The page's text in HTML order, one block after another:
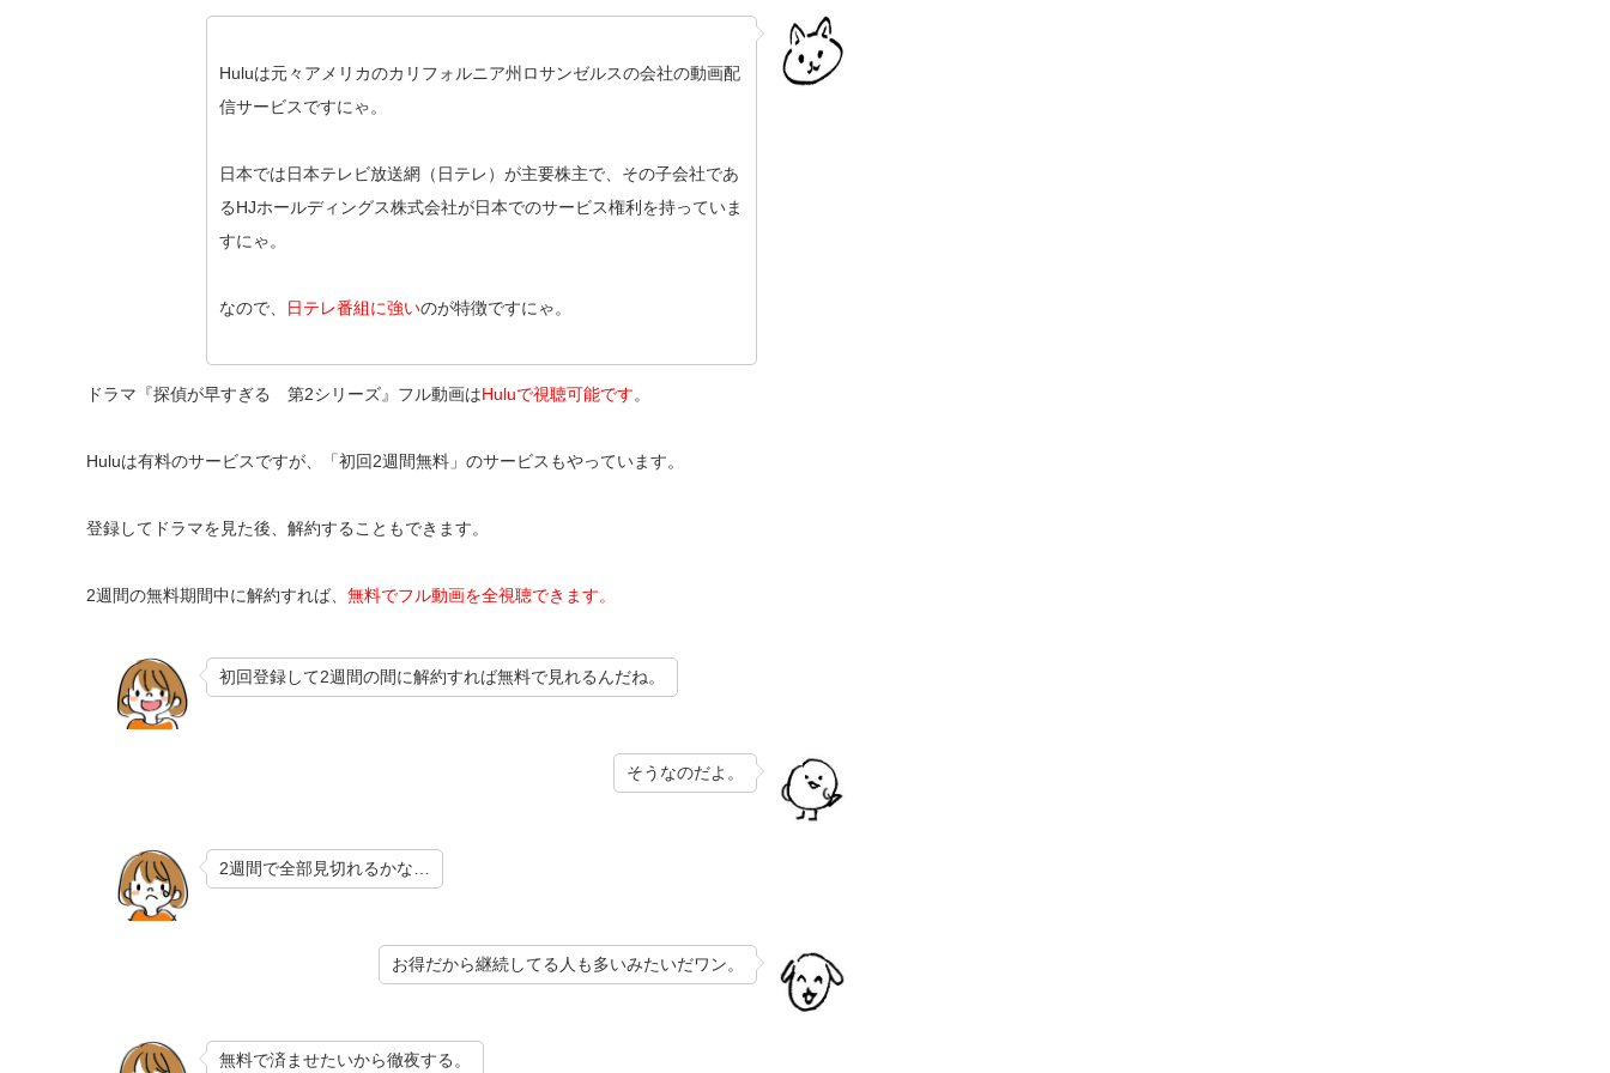
Huluは元々アメリカのカリフォルニア州ロサンゼルスの会社の動画配
信サービスですにゃ。
日本では日本テレビ放送網（日テレ）が主要株主で、その子会社であ
るHJホールディングス株式会社が日本でのサービス権利を持っていま
すにゃ。
なので、 日テレ番組に強いのが特徴ですにゃ。
ドラマ『探偵が早すぎる 第2シリーズ』フル動画はHuluで視聴可能です。
Huluは有料のサービスですが、「初回2週間無料」のサービスもやっています。
登録してドラマを見た後、解約することもできます。
2週間の無料期間中に解約すれば、 無料でフル動画を全視聴できます。
初回登録して2週間の間に解約すれば無料で見れるんだね。
そうなのだよ。
2週間で全部見切れるかな…
お得だから継続してる人も多いみたいだワン。
無料で済ませたいから徹夜する。